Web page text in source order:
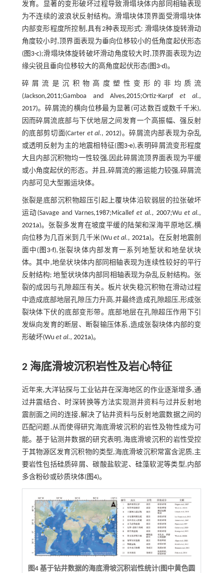
发育。显著的变形破坏过程导致滑塌块体内部同相轴表现
为不连续的波浪状反射结构。滑塌块体顶界面受滑塌块体
内部变形程度所控制,具有2种表现形式: 滑塌块体旋转滑动
角度较小时,顶界面表现为垂向位移较小的低角度起伏形态
(图3-c);滑塌块体旋转破坏滑动角度较大时,顶界面表现为边
缘尖锐且垂向位移较大的高角度起伏形态(图3-d)。
碎屑流是沉积物高度塑性变形的非均质流
(Jackson,2011;Gamboa and Alves,2015;Ortiz-Karpfet al.,
2017)。碎屑流的横向位移最为显著(可达数百或数千千米),
因而碎屑流底部与下伏地层之间发育一个高振幅、强反射
的底部剪切面(Carter et al., 2012)。碎屑流内部表现为杂乱
或透明反射为主的地震相特征( 图3-e),表明碎屑流变形程度
大且内部沉积物均一性较强,因此碎屑流顶界面表现为平缓
或小角度起伏的形态。并且,碎屑流的搬运能力较强,碎屑流
内部可见大型搬运块体。
张裂是底部沉积物超压引起上覆块体沿软弱层的拉张破坏
运动(Savage and Varnes,1987;Micallef et al., 2007;Wu et al.,
2021a)。张裂多发育在坡度平缓的陆架和深海平原地区,横
向位移为几百米到几千米(Wuet al., 2021a)。在反射地震剖
面中(图3-f),张裂块体内部发育一系列地堑状和地垒状块
体。其中,地垒状块体内部同相轴表现为连续性较好的平行
反射结构; 地堑状块体内部同相轴表现为杂乱反射结构。张
裂的成因与孔隙超压有关。板片状失稳沉积物在滑动过程
中造成底部地层孔隙压力升高,并最终造成孔隙超压,形成张
裂块体下伏的底部变形带。底部地层在孔隙超压作用下引
发纵向发育的断层、断裂输压体系,造成张裂块体内部的变
形破坏(Wu et al., 2021a)。
2 海底滑坡沉积岩性及岩心特征
近年来,大洋钻探与工业钻井在深海地区的作业逐渐增多,通
过井震结合、时深转换等方法实现测井资料与过井反射地
震剖面之间的连接,解决了钻井资料与反射地震数据之间的
匹配问题,从而使得研究海底滑坡沉积的岩性及物性成为可
能。基于钻测井数据的研究表明,海底滑坡沉积的岩性受控
于其物源区发育沉积物的类型,海底滑坡沉积常富含泥质,主
要岩性包括硅质碎屑、碳酸盐软泥、硅藻软泥等类型,内部
多含粉砂或砂质块体(图4)。
图4 基于钻井数据的海底滑坡沉积岩性统计(图中黄色圆